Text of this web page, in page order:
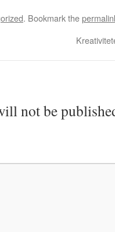
. Bookmark the
not be